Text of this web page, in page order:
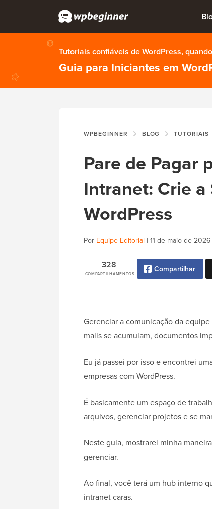
Tutoriais confiáveis de WordPress,
Guia para Iniciantes em
WPBEGINNER BLOG TUTORIAIS
Pare de Pagar
Intranet: Crie
WordPress
Por Equipe Editorial | 11 de maio de 2026
COMPARTILHAMENTOS
328 Compartilhar
Gerenciar a comunicação da
mails se acumulam, documentos
Eu já passei por isso e encontrei
empresas com WordPress.
É basicamente um espaço de
arquivos, gerenciar projetos e se
Neste guia, mostrarei minha
gerenciar.
Ao final, você terá um hub interno
intranet caras.